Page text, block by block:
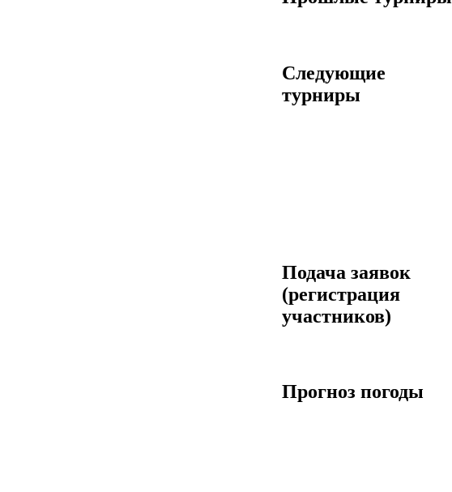
Следующие
турниры
Подача заявок
(регистрация
участников)
Прогноз погоды